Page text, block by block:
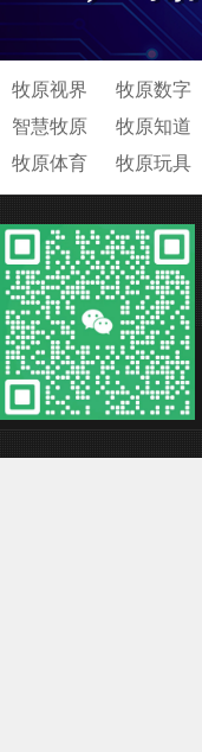
牧原视界 牧原数字
智慧牧原
牧原知道
牧原体育
牧原玩具